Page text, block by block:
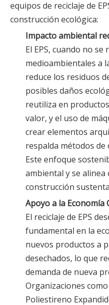
equipos de reciclaje de
construcción ecológica:
Impacto ambiental
El EPS, cuando no
medioambientales a
reduce los residuos
posibles daños
reutiliza en
valor, y el uso de
crear elementos
respalda métodos de
Este enfoque
ambiental y se
construcción
Apoyo a la Economía
El reciclaje de EPS
fundamental en la
nuevos productos a
desechados, lo que
demanda de nueva
Organizaciones
Poliestireno